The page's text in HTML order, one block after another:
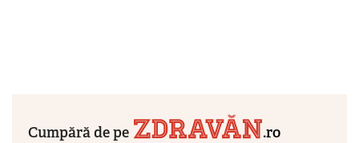
Cumpără de pe .ro